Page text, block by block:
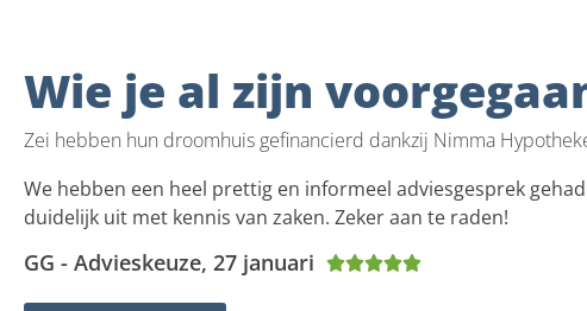
Wie je al zijn
Zei hebben hun droomhuis gefinancierd dankzij Nimma
We hebben een heel prettig en informeel adviesgesprek
duidelijk uit met kennis van zaken. Zeker aan te raden!
GG - Advieskeuze, 27 januari 